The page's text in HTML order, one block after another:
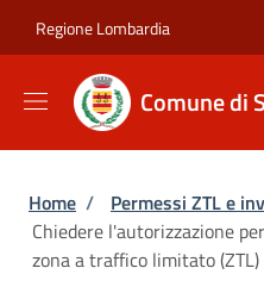
Regione Lombardia
Comune di
Briciole di
Home / Permessi ZTL e
Chiedere l'autorizzazione
zona a traffico limitato (ZTL)